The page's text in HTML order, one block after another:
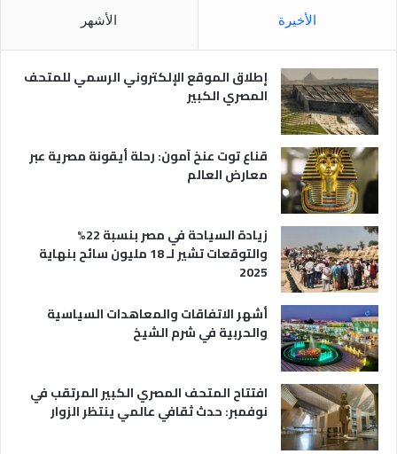
ر
ي
ة
و
الأخيرة الأشهر
إطلاق الموقع الإلكتروني الرسمي للمتحف
المصري الكبير
قناع توت عنخ آمون: رحلة أيقونة مصرية عبر
معارض العالم
زيادة السياحة في مصر بنسبة 22%
والتوقعات تشير لـ 18 مليون سائح بنهاية
2025
أشهر الاتفاقات والمعاهدات السياسية
والحربية في شرم الشيخ
افتتاح المتحف المصري الكبير المرتقب في
نوفمبر: حدث ثقافي عالمي ينتظر الزوار